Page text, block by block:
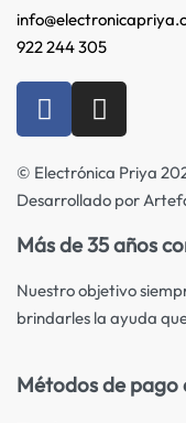
922 244 305
© Electrónica Priya
Desarrollado por
Más de 35 años
Nuestro objetivo
brindarles la ayuda
Métodos de pago